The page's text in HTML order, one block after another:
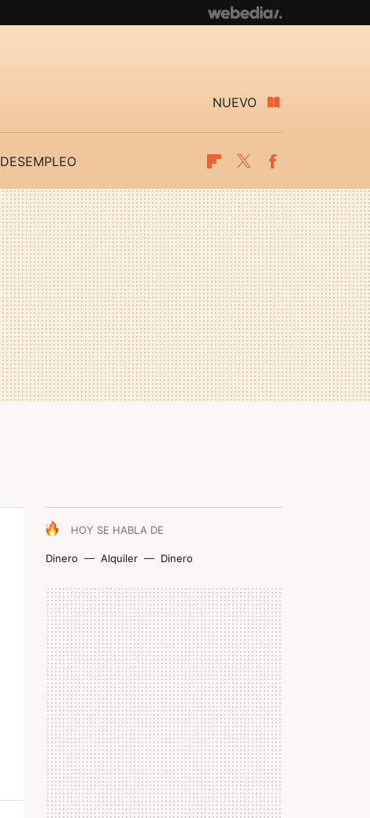
NUEVO
DESEMPLEO Flipboard
Twitter
HOY SE HABLA DE
Dinero Alquiler Dinero